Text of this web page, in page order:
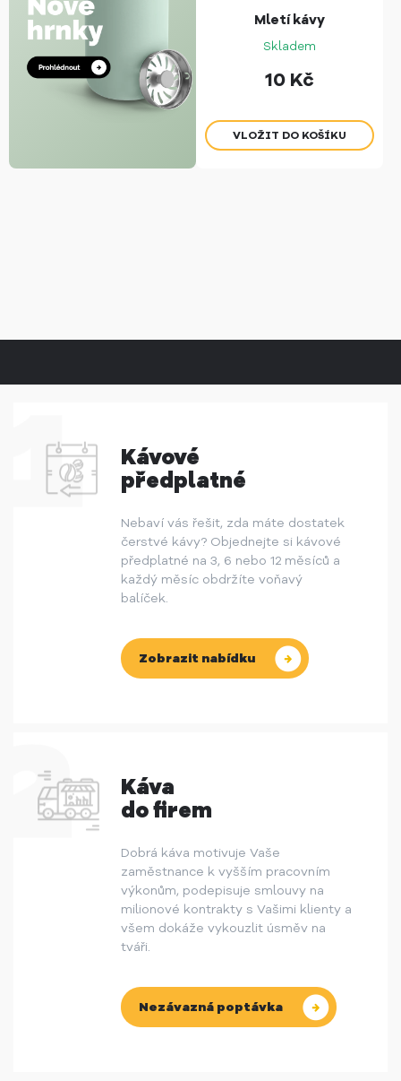
Mletí kávy
Skladem
10 Kč
Kávové
předplatné
Nebaví vás řešit, zda máte dostatek
čerstvé kávy? Objednejte si kávové
předplatné na 3, 6 nebo 12 měsíců a
každý měsíc obdržíte voňavý
balíček.
Zobrazit nabídku
Káva
do firem
Dobrá káva motivuje Vaše
zaměstnance k vyšším pracovním
výkonům, podepisuje smlouvy na
milionové kontrakty s Vašimi klienty a
všem dokáže vykouzlit úsměv na
tváři.
Nezávazná poptávka